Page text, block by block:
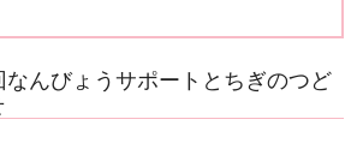
なんびょうサポートとちぎのつど